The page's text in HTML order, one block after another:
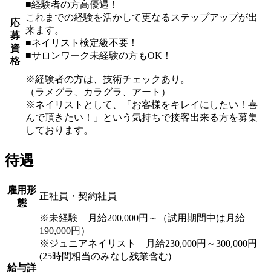
応
募
資
格
■経験者の方高優遇！
これまでの経験を活かして更なるステップアップが出
来ます。
■ネイリスト検定級不要！
■サロンワーク未経験の方もOK！
※経験者の方は、技術チェックあり。
（ラメグラ、カラグラ、アート）
※ネイリストとして、「お客様をキレイにしたい！喜
んで頂きたい！」という気持ちで接客出来る方を募集
しております。
待遇
雇用形
態
正社員・契約社員
給与詳
※未経験 月給200,000円～（試用期間中は月給
190,000円）
※ジュニアネイリスト 月給230,000円～300,000円
(25時間相当のみなし残業含む)